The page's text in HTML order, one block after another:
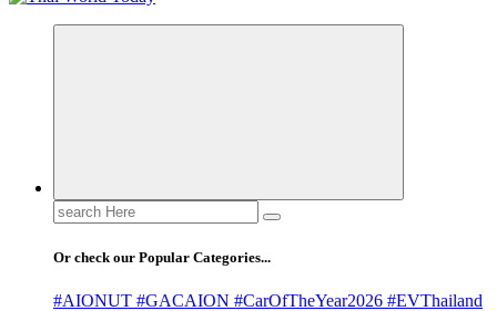
Search
for:
Or check our Popular Categories...
#AIONUT #GACAION #CarOfTheYear2026 #EVThailand